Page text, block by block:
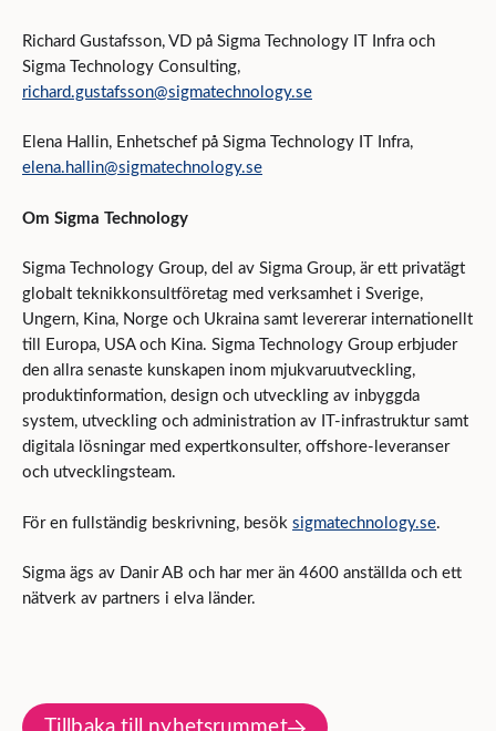
Richard Gustafsson, VD på Sigma Technology IT Infra och
Sigma Technology Consulting,
richard.gustafsson@sigmatechnology.se
Elena Hallin, Enhetschef på Sigma Technology IT Infra,
elena.hallin@sigmatechnology.se
Om Sigma Technology
Sigma Technology Group, del av Sigma Group, är ett privatägt
globalt teknikkonsultföretag med verksamhet i Sverige,
Ungern, Kina, Norge och Ukraina samt levererar internationellt
till Europa, USA och Kina. Sigma Technology Group erbjuder
den allra senaste kunskapen inom mjukvaruutveckling,
produktinformation, design och utveckling av inbyggda
system, utveckling och administration av IT-infrastruktur samt
digitala lösningar med expertkonsulter, offshore-leveranser
och utvecklingsteam.
För en fullständig beskrivning, besök sigmatechnology.se.
Sigma ägs av Danir AB och har mer än 4600 anställda och ett
nätverk av partners i elva länder.